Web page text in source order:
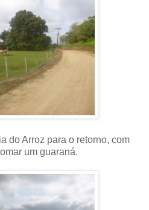
do Arroz para o retorno, com
um guaraná.